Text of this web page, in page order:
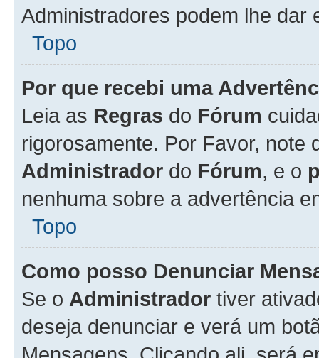
Administradores podem lhe
Topo
Por que recebi uma
Leia as Regras do Fórum
rigorosamente. Por Favor, note
Administrador do Fórum, e o
nenhuma sobre a advertência
Topo
Como posso Denunciar
Se o Administrador tiver
deseja denunciar e verá um